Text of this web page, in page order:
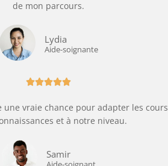
de mon parcours.
Lydia
Aide-soignante

une vraie chance pour adapter les cours
et à notre niveau.
Samir